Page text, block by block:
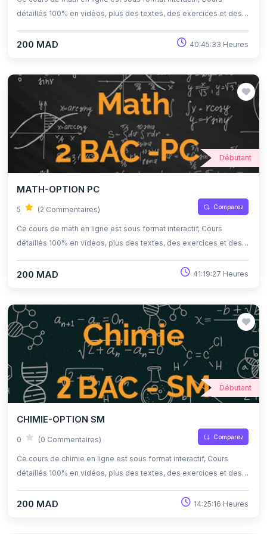
détaillés 100% en vidéos, plus des textes, des exercices et des
d'apprendre à son propre rythme grâce à l'auto-apprentissage et
200 MAD 40:45:33 Heures
Débutant
MATH-OPTION PC
5 (2 Commentaires) Comparez
Ce cours de math en ligne est sous format interactif, Cours
détaillés 100% en vidéos, plus des textes, des exercices et des
d'apprendre à son propre rythme grâce à l'auto-apprentissage et
200 MAD 41:19:27 Heures
Débutant
CHIMIE-OPTION SM
0 (0 Commentaires) Comparez
Ce cours de chimie en ligne est sous format interactif, Cours
détaillés 100% en vidéos, plus des textes, des exercices et des
d'apprendre à son propre rythme grâce à l'auto-apprentissage et
200 MAD 14:25:16 Heures